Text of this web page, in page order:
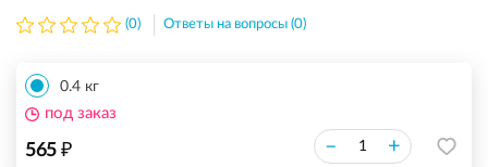
(0) Ответы на вопросы (0)
0.4 кг
565 ₽ – +
под заказ